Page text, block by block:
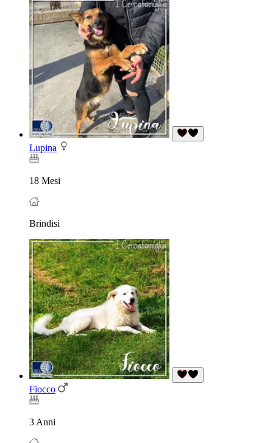
Lupina
18 Mesi
Brindisi
Fiocco
3 Anni